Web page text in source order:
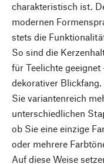
charakteristisch ist.
modernen
stets die
So sind die
für Teelichte
dekorativer
Sie variantenreich
unterschiedlichen
ob Sie eine einzige
oder mehrere
Auf diese Weise